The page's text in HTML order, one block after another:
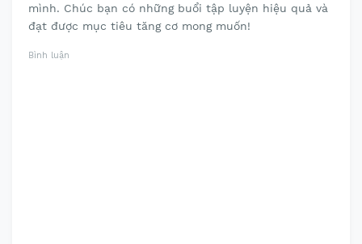
mình. Chúc bạn có những buổi tập luyện hiệu quả và
đạt được mục tiêu tăng cơ mong muốn!
Bình luận